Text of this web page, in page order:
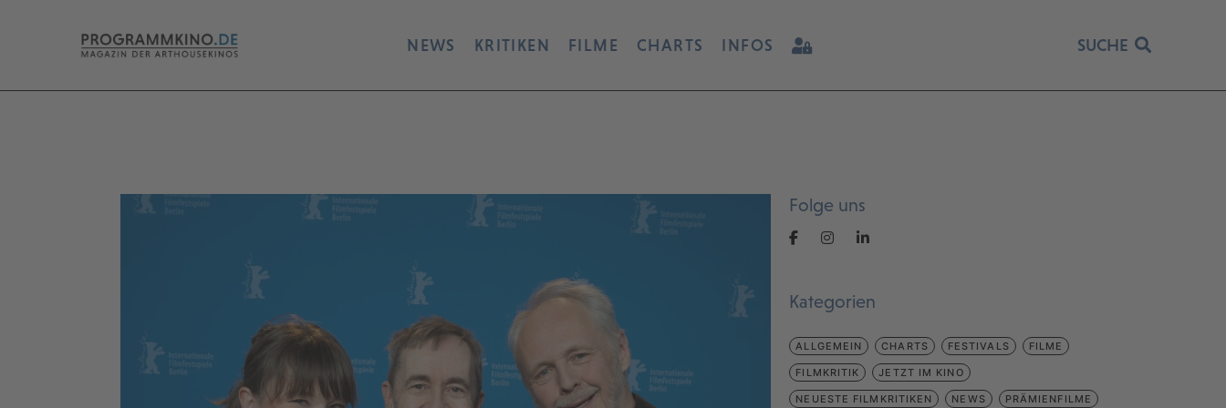
NEWS KRITIKEN FILME CHARTS INFOS SUCHE
Folge uns
Kategorien
ALLGEMEIN CHARTS FESTIVALS FILME
FILMKRITIK JETZT IM KINO
NEUESTE FILMKRITIKEN NEWS PRÄMIENFILME